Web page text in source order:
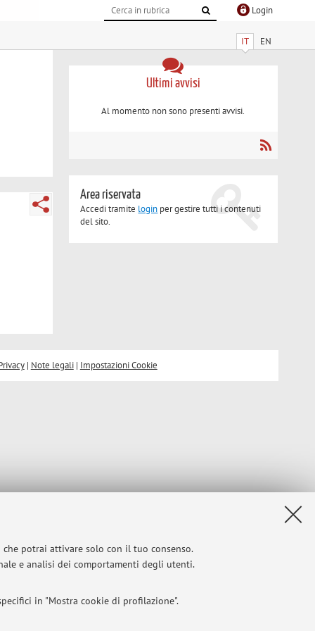
potrai attivare solo con il tuo consenso.
e analisi dei comportamenti degli utenti.
in "Mostra cookie di profilazione".
Login
IT EN
Ultimi avvisi
Al momento non sono presenti avvisi.
Area riservata
Accedi tramite login per gestire tutti i contenuti
del sito.
| Note legali| Impostazioni Cookie